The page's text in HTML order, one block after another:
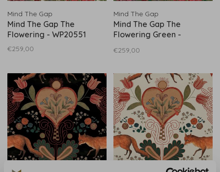
Mind The Gap
Mind The Gap The
Flowering - WP20551
€259,00
Mind The Gap
Mind The Gap The
Flowering Green -
€259,00